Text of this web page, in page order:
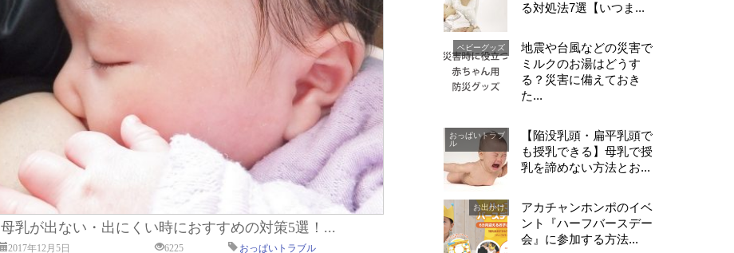
母乳が出ない・出にくい時におすすめの対策5選！...
2017年12月5日 6225 おっぱいトラブル
る対処法7選【いつま...
ベビーグッズ
地震や台風などの災害で
ミルクのお湯はどうす
る？災害に備えておき
た...
おっぱいトラブ
ル
【陥没乳頭・扁平乳頭で
も授乳できる】母乳で授
乳を諦めない方法とお...
お出かけ
アカチャンホンポのイベ
ント『ハーフバースデー
会』に参加する方法...